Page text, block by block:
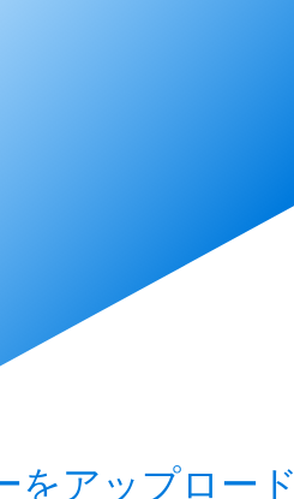
をアップロード